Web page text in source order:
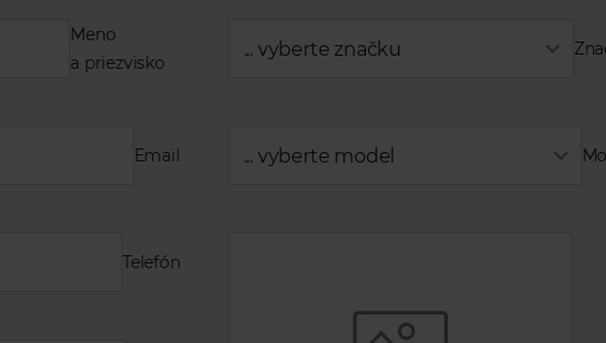
... vyberte značku
... vyberte model
Meno
a priezvisko
Email
Telefón